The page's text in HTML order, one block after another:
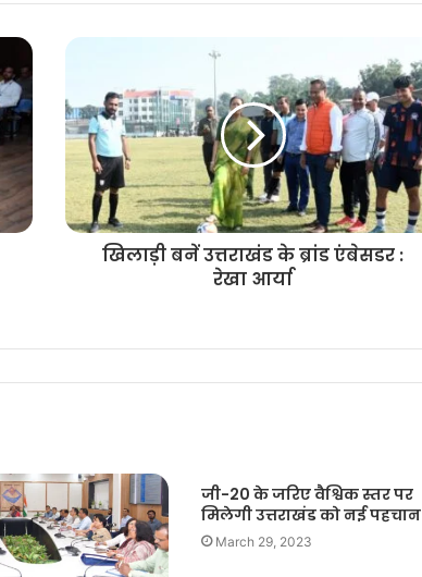
खिलाड़ी बनें उत्तराखंड के ब्रांड एंबेसडर :
रेखा आर्या
जी-20 के जरिए वैश्विक स्तर पर
मिलेगी उत्तराखंड को नई पहचान
March 29, 2023